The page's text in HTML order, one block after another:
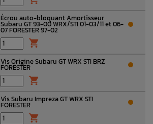
Écrou auto-bloquant Amortisseur
Subaru GT 93-00 WRX/STI 01-03/11 et 06-
07 FORESTER 97-02

Vis Origine Subaru GT WRX STI BRZ
FORESTER

Vis Subaru Impreza GT WRX STI
FORESTER
